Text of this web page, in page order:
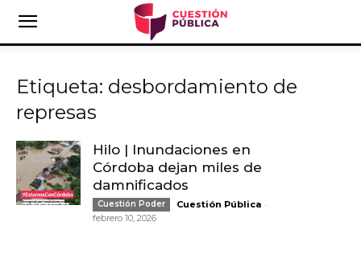
Etiqueta: desbordamiento de
represas
Hilo | Inundaciones en
Córdoba dejan miles de
damnificados
Cuestión Poder Cuestión Pública -
febrero 10, 2026